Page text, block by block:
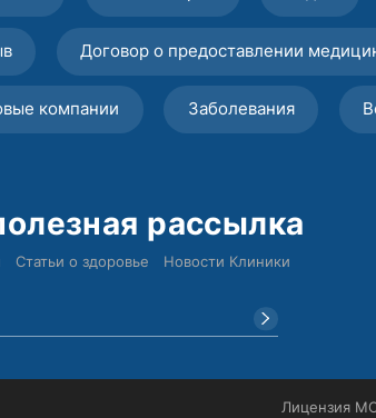
Договор о предоставлении
компании Заболевания
рассылка
Статьи о здоровье Новости Клиники
Лицензия